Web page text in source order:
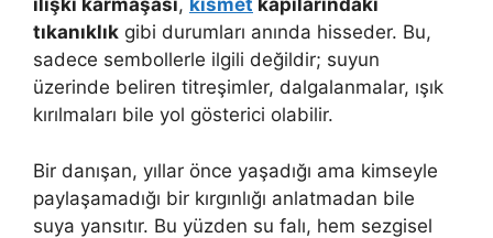
ilişki karmaşası, kısmet kapılarındaki
tıkanıklık gibi durumları anında hisseder. Bu,
sadece sembollerle ilgili değildir; suyun
üzerinde beliren titreşimler, dalgalanmalar, ışık
kırılmaları bile yol gösterici olabilir.
Bir danışan, yıllar önce yaşadığı ama kimseyle
paylaşamadığı bir kırgınlığı anlatmadan bile
suya yansıtır. Bu yüzden su falı, hem sezgisel